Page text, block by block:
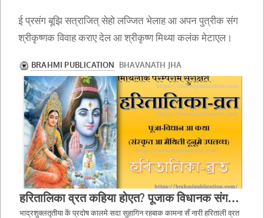
ई प्रसंग बूझि सत्राजित् सेहो लज्जित भेलाह आ अपन पुत्रीक संग
श्रीकृष्णक विवाह कराए देल आ श्रीकृष्ण मिथ्या कलंक मेटाएल।